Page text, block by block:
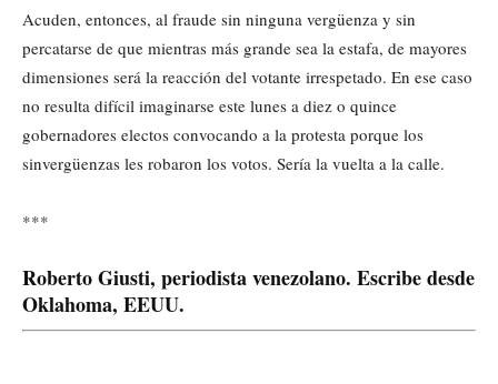
Acuden, entonces, al fraude sin ninguna vergüenza y sin
percatarse de que mientras más grande sea la estafa, de mayores
dimensiones será la reacción del votante irrespetado. En ese caso
no resulta difícil imaginarse este lunes a diez o quince
gobernadores electos convocando a la protesta porque los
sinvergüenzas les robaron los votos. Sería la vuelta a la calle.
***
Roberto Giusti, periodista venezolano. Escribe desde
Oklahoma, EEUU.